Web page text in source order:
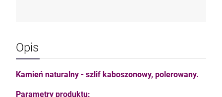
Opis
Kamień naturalny - szlif kaboszonowy, polerowany.
Parametry produktu: